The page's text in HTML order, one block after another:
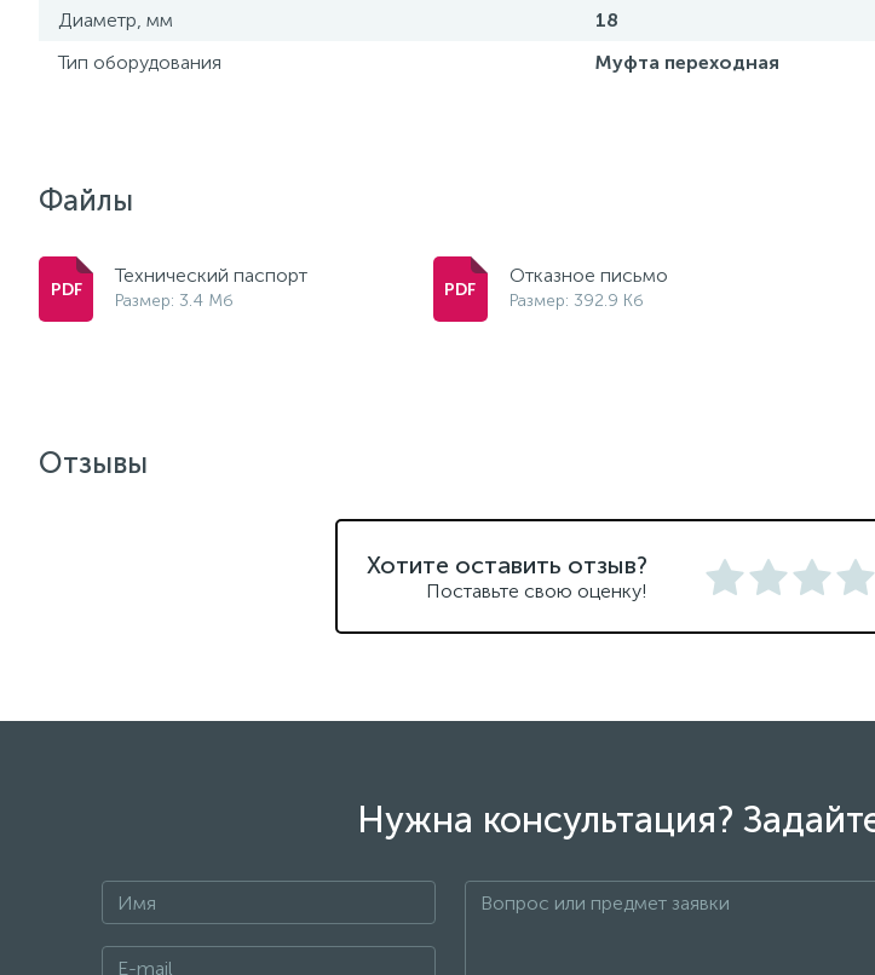
Диаметр, мм
18
Тип оборудования
Муфта переходная
Файлы
Технический паспорт
Размер: 3.4 Мб
Отказное письмо
Размер: 392.9 Кб
Отзывы
Хотите оставить отзыв?
Поставьте свою оценку!
Нужна консультация?